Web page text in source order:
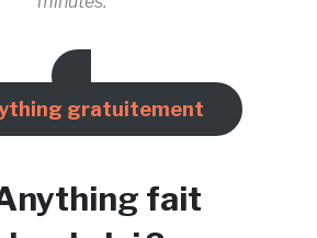
gratuitement
fait